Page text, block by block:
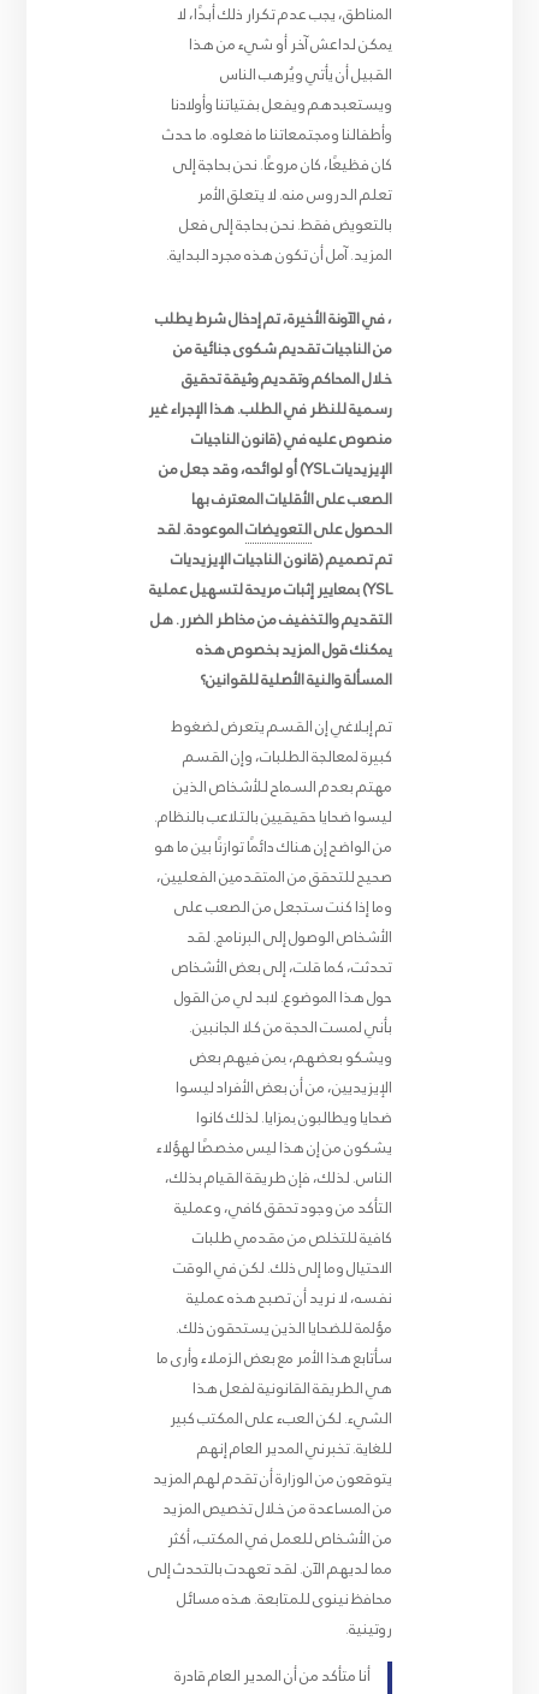
المناطق، يجب عدم تكرار ذلك أبدًا، لا
يمكن لداعش آخر أو شيء من هذا
القبيل أن يأتي ويُرهب الناس
ويستعبدهم ويفعل بفتياتنا وأولادنا
وأطفالنا ومجتمعاتنا ما فعلوه. ما حدث
كان فظيعًا، كان مروعًا. نحن بحاجة إلى
تعلم الدروس منه. لا يتعلق الأمر
بالتعويض فقط. نحن بحاجة إلى فعل
المزيد. آمل أن تكون هذه مجرد البداية.
، في الآونة الأخيرة، تم إدخال شرط يطلب
من الناجيات تقديم شكوى جنائية من
خلال المحاكم وتقديم وثيقة تحقيق
رسمية للنظر في الطلب. هذا الإجراء غير
منصوص عليه في (قانون الناجيات
الإيزيديات YSL) أو لوائحه، وقد جعل من
الصعب على الأقليات المعترف بها
الحصول علىالتعويضاتالموعودة. لقد
تم تصميم (قانون الناجيات الإيزيديات
YSL) بمعايير إثبات مريحة لتسهيل عملية
التقديم والتخفيف من مخاطر الضرر. هل
يمكنك قول المزيد بخصوص هذه
المسألة والنية الأصلية للقوانين؟
تم إبلاغي إن القسم يتعرض لضغوط
كبيرة لمعالجة الطلبات، وإن القسم
مهتم بعدم السماح للأشخاص الذين
ليسوا ضحايا حقيقيين بالتلاعب بالنظام.
من الواضح إن هناك دائمًا توازنًا بين ما هو
صحيح للتحقق من المتقدمين الفعليين،
وما إذا كنت ستجعل من الصعب على
الأشخاص الوصول إلى البرنامج. لقد
تحدثت، كما قلت، إلى بعض الأشخاص
حول هذا الموضوع. لابد لي من القول
بأني لمست الحجة من كلا الجانبين.
ويشكو بعضهم، بمن فيهم بعض
الإيزيديين، من أن بعض الأفراد ليسوا
ضحايا ويطالبون بمزايا. لذلك كانوا
يشكون من إن هذا ليس مخصصًا لهؤلاء
الناس. لذلك، فإن طريقة القيام بذلك،
التأكد من وجود تحقق كافي، وعملية
كافية للتخلص من مقدمي طلبات
الاحتيال وما إلى ذلك. لكن في الوقت
نفسه، لا نريد أن تصبح هذه عملية
مؤلمة للضحايا الذين يستحقون ذلك.
سأتابع هذا الأمر مع بعض الزملاء وأرى ما
هي الطريقة القانونية لفعل هذا
الشيء. لكن العبء على المكتب كبير
للغاية. تخبرني المدير العام إنهم
يتوقعون من الوزارة أن تقدم لهم المزيد
من المساعدة من خلال تخصيص المزيد
من الأشخاص للعمل في المكتب، أكثر
مما لديهم الآن. لقد تعهدت بالتحدث إلى
محافظ نينوى للمتابعة. هذه مسائل
روتينية.
أنا متأكد من أن المدير العام قادرة